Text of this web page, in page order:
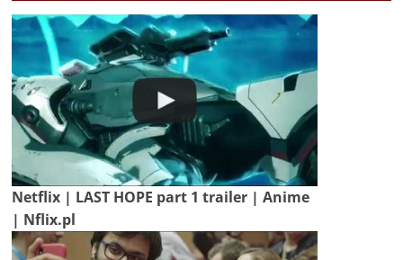
Netflix | LAST HOPE part 1 trailer | Anime
| Nflix.pl